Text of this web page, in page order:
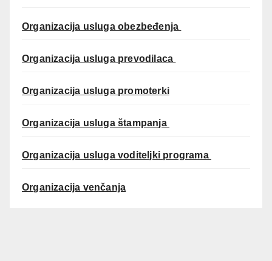
Organizacija usluga obezbeđenja
Organizacija usluga prevodilaca
Organizacija usluga promoterki
Organizacija usluga štampanja
Organizacija usluga voditeljki programa
Organizacija venčanja